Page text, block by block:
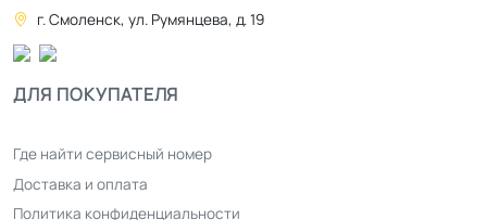
г. Смоленск, ул. Румянцева, д. 19
ДЛЯ ПОКУПАТЕЛЯ
Где найти сервисный номер
Доставка и оплата
Политика конфиденциальности